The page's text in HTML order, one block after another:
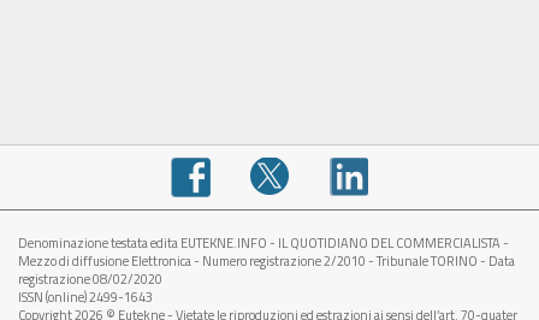
Denominazione testata edita EUTEKNE.INFO - IL QUOTIDIANO DEL COMMERCIALISTA -
Mezzo di diffusione Elettronica - Numero registrazione 2/2010 - Tribunale TORINO - Data
registrazione 08/02/2020
ISSN (online) 2499-1643
Copyright 2026 © Eutekne - Vietate le riproduzioni ed estrazioni ai sensi dell’art. 70-quater